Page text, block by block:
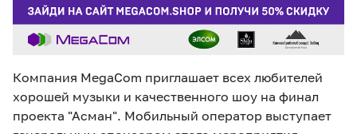
Все услуги Развлечения Соц.сети
Звонки и SMS Подбор номера Доставка SIM
Сервисы
Компания MegaCom приглашает всех любителей
хорошей музыки и качественного шоу на финал
проекта "Асман". Мобильный оператор выступает